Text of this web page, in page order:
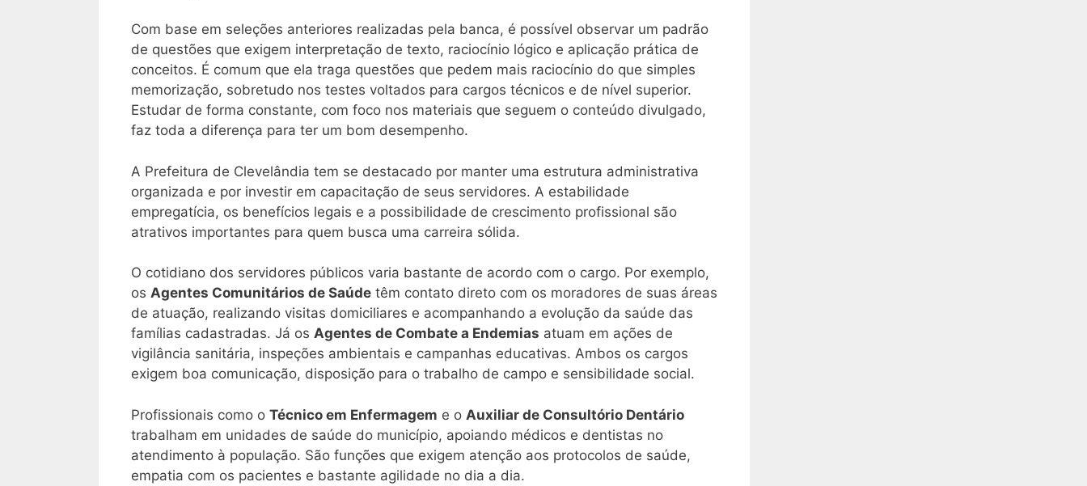
Com base em seleções anteriores realizadas pela banca, é possível observar um padrão
de questões que exigem interpretação de texto, raciocínio lógico e aplicação prática de
conceitos. É comum que ela traga questões que pedem mais raciocínio do que simples
memorização, sobretudo nos testes voltados para cargos técnicos e de nível superior.
Estudar de forma constante, com foco nos materiais que seguem o conteúdo divulgado,
faz toda a diferença para ter um bom desempenho.
A Prefeitura de Clevelândia tem se destacado por manter uma estrutura administrativa
organizada e por investir em capacitação de seus servidores. A estabilidade
empregatícia, os benefícios legais e a possibilidade de crescimento profissional são
atrativos importantes para quem busca uma carreira sólida.
O cotidiano dos servidores públicos varia bastante de acordo com o cargo. Por exemplo,
os Agentes Comunitários de Saúde têm contato direto com os moradores de suas áreas
de atuação, realizando visitas domiciliares e acompanhando a evolução da saúde das
famílias cadastradas. Já os Agentes de Combate a Endemias atuam em ações de
vigilância sanitária, inspeções ambientais e campanhas educativas. Ambos os cargos
exigem boa comunicação, disposição para o trabalho de campo e sensibilidade social.
Profissionais como o Técnico em Enfermagem e o Auxiliar de Consultório Dentário
trabalham em unidades de saúde do município, apoiando médicos e dentistas no
atendimento à população. São funções que exigem atenção aos protocolos de saúde,
empatia com os pacientes e bastante agilidade no dia a dia.